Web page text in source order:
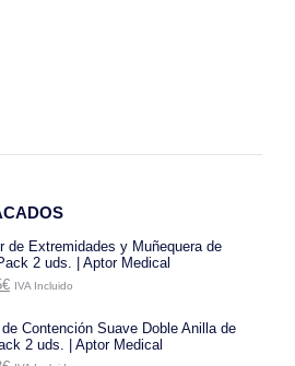
de Extremidades y Muñequera de
2 uds. | Aptor Medical
€El
es:
18.15€.
IVA Incluido
Contención Suave Doble Anilla de
2 uds. | Aptor Medical